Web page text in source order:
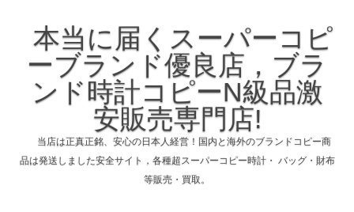
本当に届くスーパーコピ
ーブランド優良店，ブラ
ンド時計コピーN級品激
安販売専門店!
当店は正真正銘、安心の日本人経営！国内と海外のブランドコピー商
品は発送しました安全サイト，各種超スーパーコピー時計・ バッグ・財布
等販売・買取。